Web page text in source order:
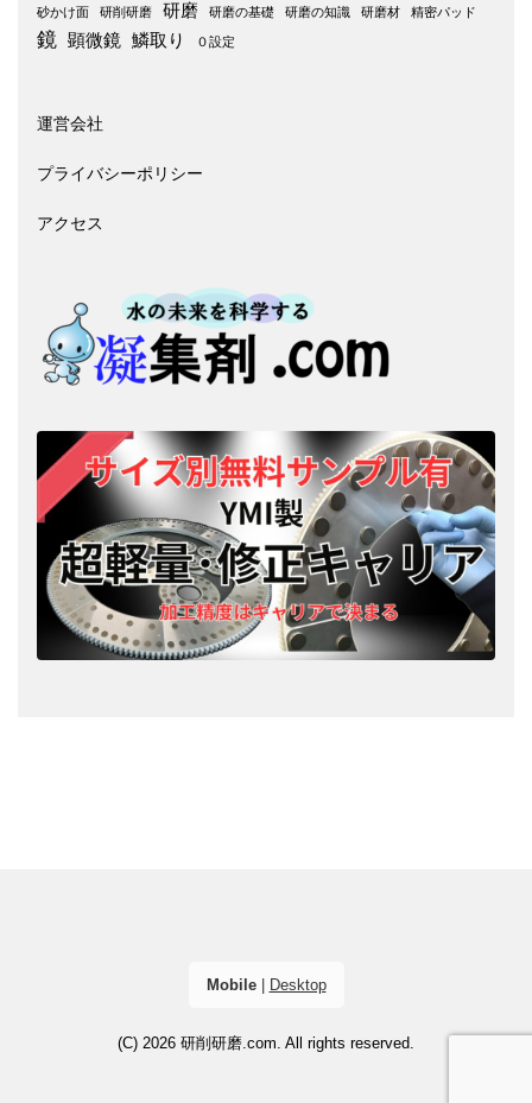
砂かけ面 研削研磨 研磨 研磨の基礎 研磨の知識 研磨材 精密パッド
鏡 顕微鏡 鱗取り ０設定
運営会社
プライバシーポリシー
アクセス
Mobile| Desktop
(C) 2026 研削研磨.com. All rights reserved.